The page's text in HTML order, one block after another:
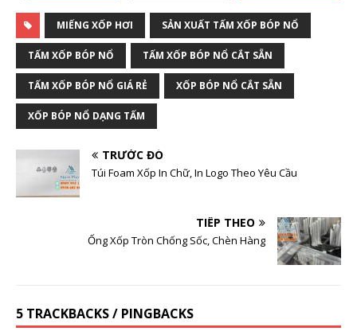
MIẾNG XỐP HƠI SẢN XUẤT TẤM XỐP BÓP NỔ
TẤM XỐP BÓP NỔ TẤM XỐP BÓP NỔ CẮT SẴN
TẤM XỐP BÓP NỔ GIÁ RẺ XỐP BÓP NỔ CẮT SẴN
XỐP BÓP NỔ DẠNG TẤM
TRƯỚC ĐÓ
Túi Foam Xốp In Chữ, In Logo Theo Yêu Cầu
TIẾP THEO
Ống Xốp Tròn Chống Sốc, Chèn Hàng
5 TRACKBACKS / PINGBACKS